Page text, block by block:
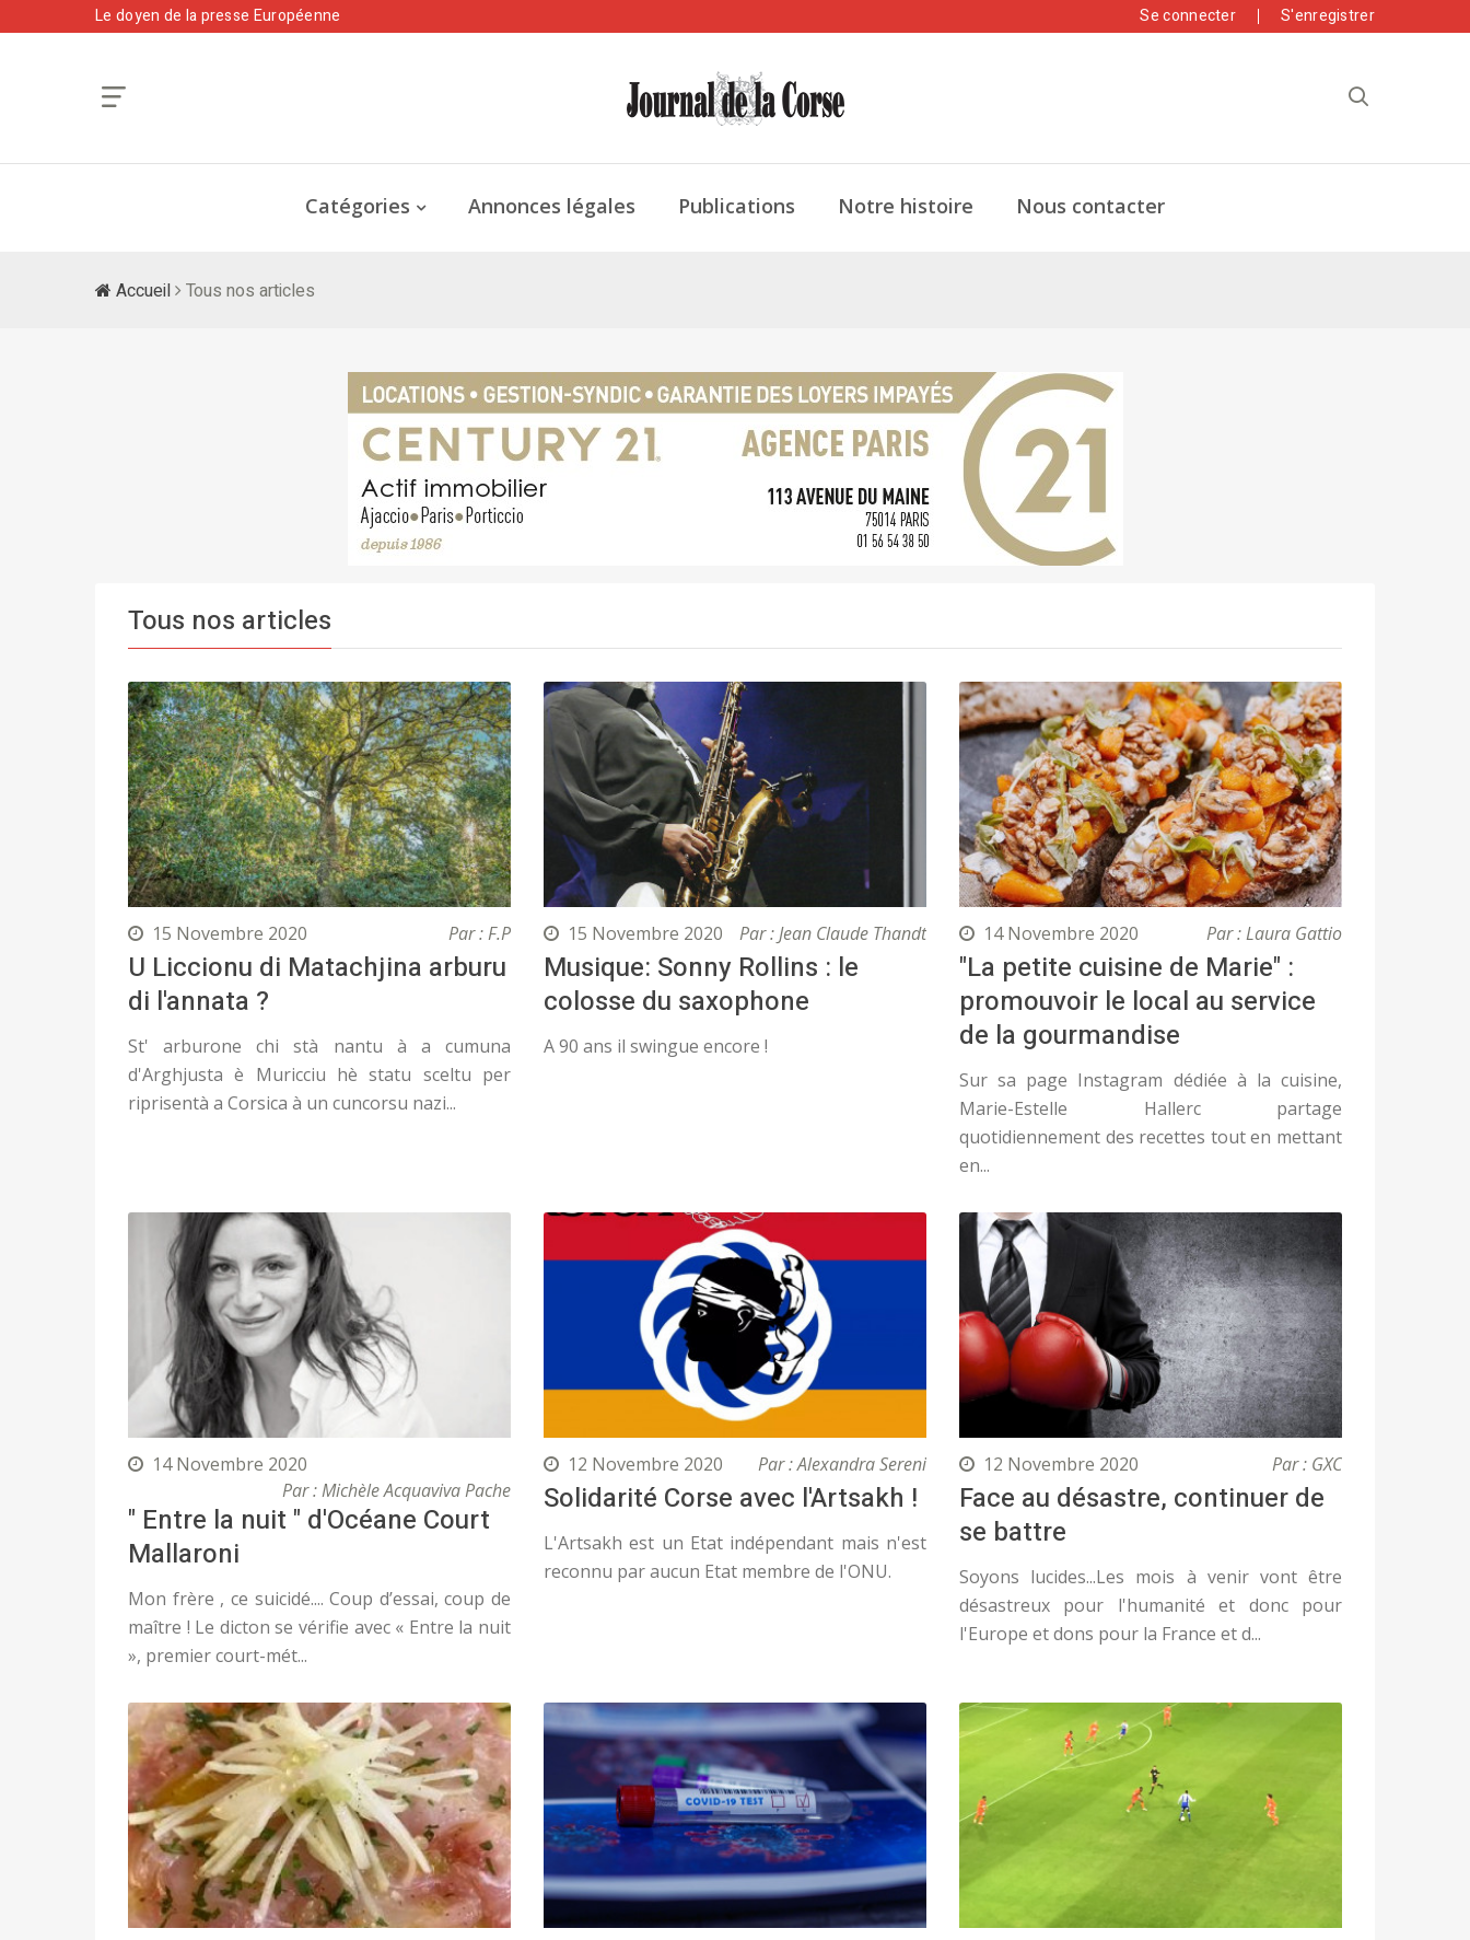
Le doyen de la presse Européenne Se connecter S'enregistrer
Catégories Annonces légales Publications Notre histoire Nous contacter
Accueil Tous nos articles
Tous nos articles
15 Novembre 2020 Par : F.P
U Liccionu di Matachjina arburu
di l'annata ?
St' arburone chi stà nantu à a cumuna
d'Arghjusta è Muricciu hè statu sceltu per
riprisentà a Corsica à un cuncorsu nazi...
15 Novembre 2020 Par : Jean Claude Thandt
Musique: Sonny Rollins : le
colosse du saxophone
A 90 ans il swingue encore !
14 Novembre 2020 Par : Laura Gattio
"La petite cuisine de Marie" :
promouvoir le local au service
de la gourmandise
Sur sa page Instagram dédiée à la cuisine,
Marie-Estelle Hallerc partage
quotidiennement des recettes tout en mettant
en...
14 Novembre 2020
Par : Michèle Acquaviva Pache
" Entre la nuit " d'Océane Court
Mallaroni
Mon frère , ce suicidé.... Coup d’essai, coup de
maître ! Le dicton se vérifie avec « Entre la nuit
», premier court-mét...
12 Novembre 2020 Par : Alexandra Sereni
Solidarité Corse avec l'Artsakh !
L'Artsakh est un Etat indépendant mais n'est
reconnu par aucun Etat membre de l'ONU.
12 Novembre 2020 Par : GXC
Face au désastre, continuer de
se battre
Soyons lucides...Les mois à venir vont être
désastreux pour l'humanité et donc pour
l'Europe et dons pour la France et d...